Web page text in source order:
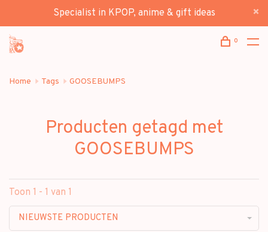
Specialist in KPOP, anime & gift ideas
0
Home Tags GOOSEBUMPS
Producten getagd met
GOOSEBUMPS
Toon 1 - 1 van 1
NIEUWSTE PRODUCTEN